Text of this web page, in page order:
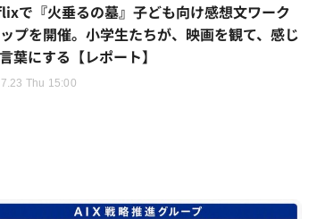
で『火垂るの墓』子ども向け感想文ワーク
プを開催。小学生たちが、映画を観て、感じ
葉にする【レポート】
Thu 15:00